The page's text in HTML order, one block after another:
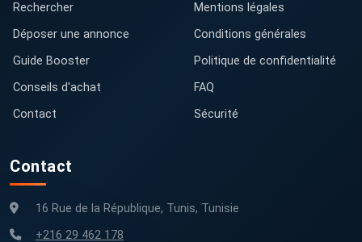
Rechercher
Déposer une annonce
Guide Booster
Conseils d'achat
Contact
Mentions légales
Conditions générales
Politique de confidentialité
FAQ
Sécurité
Contact
16 Rue de la République, Tunis, Tunisie
+216 29 462 178